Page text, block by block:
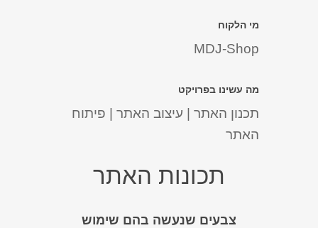
מי הלקוח
MDJ-Shop
מה עשינו בפרויקט
תכנון האתר | עיצוב האתר | פיתוח
האתר
תכונות האתר
צבעים שנעשה בהם שימוש